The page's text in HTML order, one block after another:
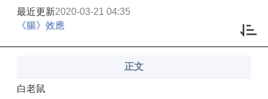
最近更新2020-03-21 04:35
《腸》效應
正文
白老鼠